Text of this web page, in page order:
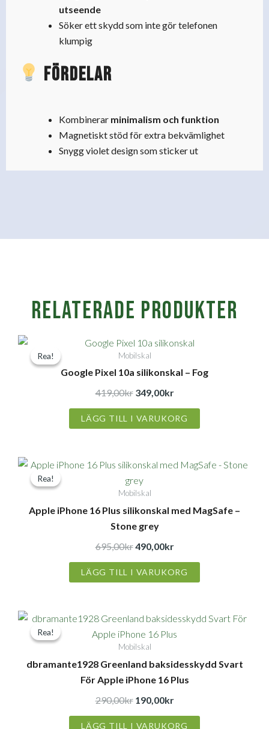
utseende
Söker ett skydd som inte gör telefonen
klumpig
Fördelar
Kombinerar minimalism och funktion
Magnetiskt stöd för extra bekvämlighet
Snygg violet design som sticker ut
Relaterade produkter
Rea!
Rea! Mobilskal
Google Pixel 10a silikonskal – Fog
419,00kr
Det
ursprungliga
priset
var:
349,00kr
Det
priset
LÄGG TILL I VARUKORG
Rea!
Rea!
Mobilskal
Apple iPhone 16 Plus silikonskal med MagSafe –
Stone grey
695,00kr
Det
ursprungliga
priset
var:
695,00kr.
490,00kr
Det
är:
LÄGG TILL I VARUKORG
Rea!
Rea!
Mobilskal
dbramante1928 Greenland baksidesskydd Svart
För Apple iPhone 16 Plus
290,00kr
Det
ursprungliga
priset
var:
290,00kr.
190,00kr
Det
nuvarande
är:
190,00kr.
LÄGG TILL I VARUKORG